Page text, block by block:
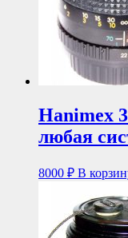
Hanimex
любая
8000 ₽ В